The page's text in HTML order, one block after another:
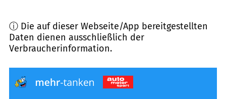
ⓘ Die auf dieser Webseite/App bereitgestellten
Daten dienen ausschließlich der
Verbraucherinformation.